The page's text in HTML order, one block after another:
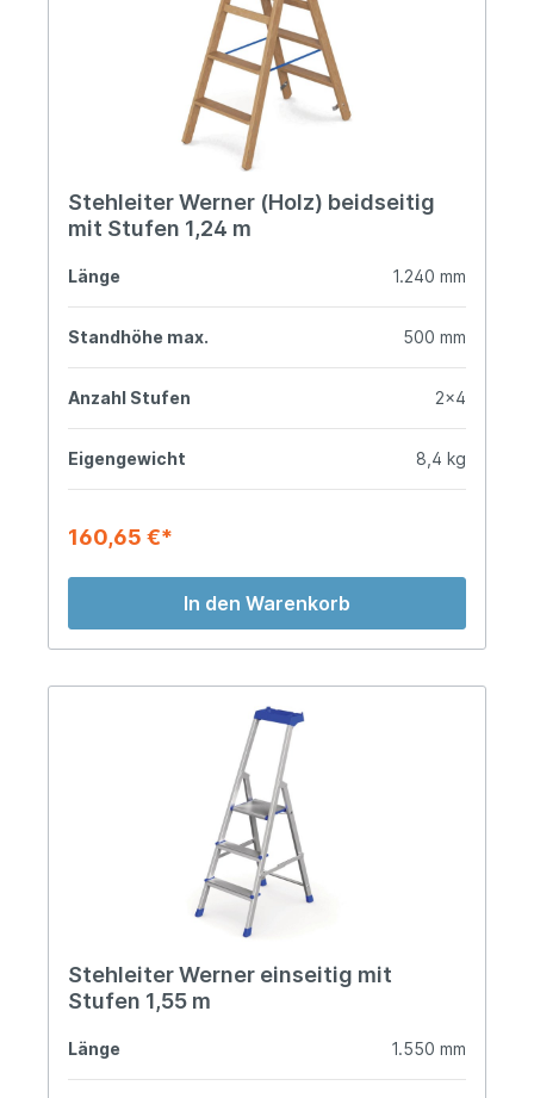
Stehleiter Werner (Holz) beidseitig
mit Stufen 1,24 m
Länge 1.240 mm
Standhöhe max. 500 mm
Anzahl Stufen 2x4
Eigengewicht 8,4 kg
160,65 €*
In den Warenkorb
Stehleiter Werner einseitig mit
Stufen 1,55 m
Länge 1.550 mm